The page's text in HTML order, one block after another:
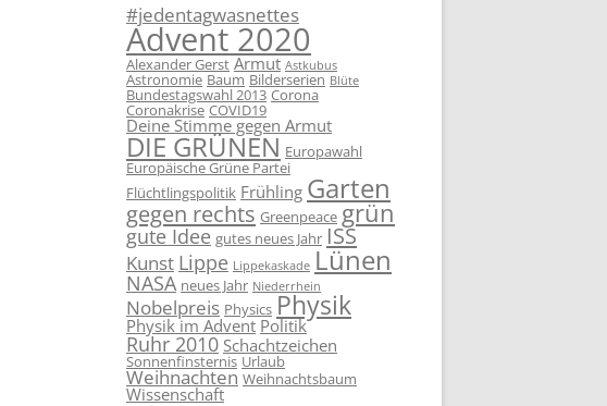
#jedentagwasnettes
Advent 2020
Alexander Gerst Armut Astkubus
Astronomie Baum Bilderserien Blüte
Bundestagswahl 2013 Corona
Coronakrise COVID19
Deine Stimme gegen Armut
DIE GRÜNEN Europawahl
Europäische Grüne Partei
Flüchtlingspolitik Frühling Garten
gegen rechts Greenpeace grün
gute Idee gutes neues Jahr ISS
Kunst Lippe Lippekaskade Lünen
NASA neues Jahr Niederrhein
Nobelpreis Physics Physik
Physik im Advent Politik
Ruhr 2010 Schachtzeichen
Sonnenfinsternis Urlaub
Weihnachten Weihnachtsbaum
Wissenschaft